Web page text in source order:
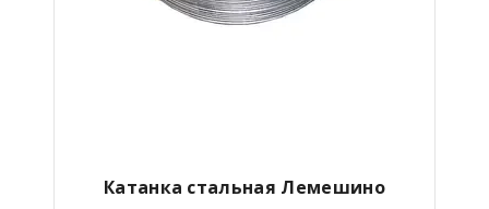
Катанка стальная Лемешино